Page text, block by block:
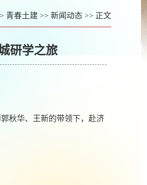
青春土建 >> 新闻动态 >> 正文
研学之旅
秋华、王新的带领下，赴济